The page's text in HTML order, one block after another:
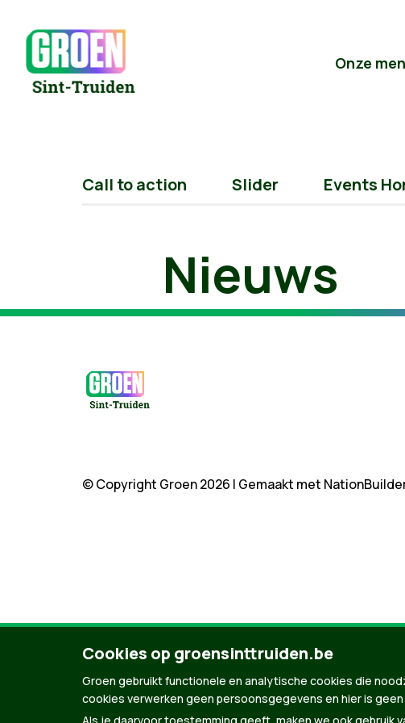
Onze
Call to action Slider Events
Nieuws
© Copyright Groen 2026 | Gemaakt met
Cookies op groensinttruiden.be
Groen gebruikt functionele en analytische cookies die
cookies verwerken geen persoonsgegevens en hier is